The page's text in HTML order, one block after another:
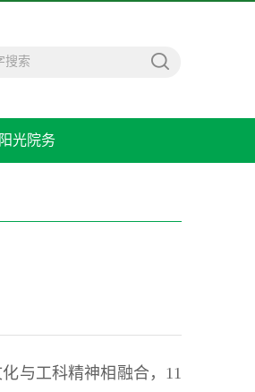
阳光院务
与工科精神相融合，11